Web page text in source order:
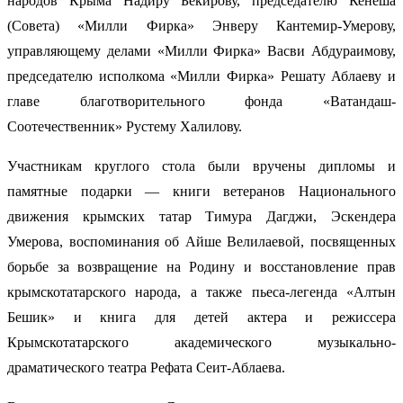
(Совета) «Милли Фирка» Энверу Кантемир-Умерову,
управляющему делами «Милли Фирка» Васви Абдураимову,
председателю исполкома «Милли Фирка» Решату Аблаеву и
главе благотворительного фонда «Ватандаш-
Соотечественник» Рустему Халилову.
Участникам круглого стола были вручены дипломы и
памятные подарки — книги ветеранов Национального
движения крымских татар Тимура Дагджи, Эскендера
Умерова, воспоминания об Айше Велилаевой, посвященных
борьбе за возвращение на Родину и восстановление прав
крымскотатарского народа, а также пьеса-легенда «Алтын
Бешик» и книга для детей актера и режиссера
Крымскотатарского академического музыкально-
драматического театра Рефата Сеит-Аблаева.